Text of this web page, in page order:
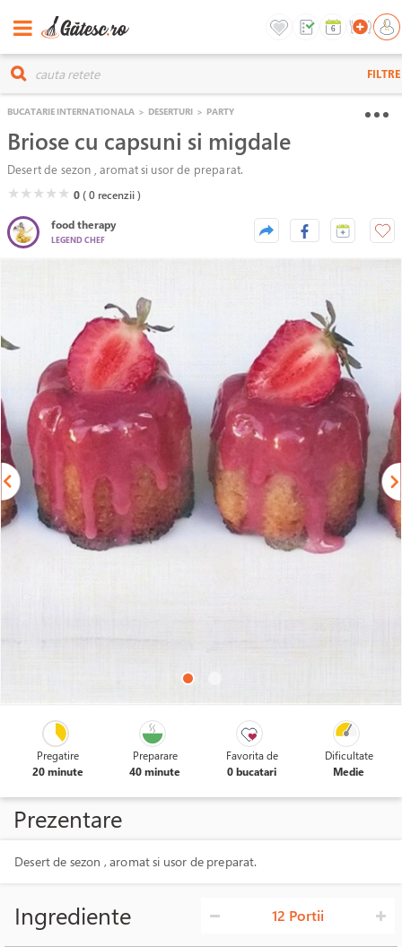
FILTRE
BUCATARIE INTERNATIONALA > DESERTURI > PARTY
Briose cu capsuni si migdale
Desert de sezon , aromat si usor de preparat.
( )
★( )
★( )
★( )
★( )
★ 0( 0 recenzii )
food therapy
LEGEND CHEF
Pregatire
20 minute
Preparare
40 minute
Favorita de
0 bucatari
Dificultate
Medie
Prezentare
Desert de sezon , aromat si usor de preparat.
Ingrediente 12 Portii